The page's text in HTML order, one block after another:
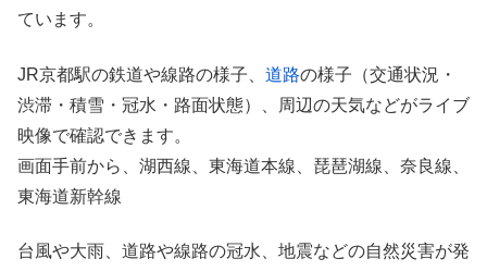
ています。
JR京都駅の鉄道や線路の様子、 道路の様子（交通状況・
渋滞・積雪・冠水・路面状態）、周辺の天気などがライブ
映像で確認できます。
画面手前から、湖西線、東海道本線、琵琶湖線、奈良線、
東海道新幹線
台風や大雨、道路や線路の冠水、地震などの自然災害が発